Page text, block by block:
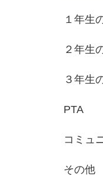
１年生
２年生
３年生
PTA
コミュ
その他